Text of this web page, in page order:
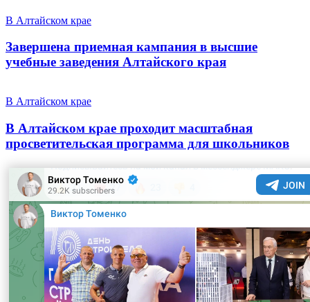
В Алтайском крае
Завершена приемная кампания в высшие
учебные заведения Алтайского края
В Алтайском крае
В Алтайском крае проходит масштабная
просветительская программа для школьников